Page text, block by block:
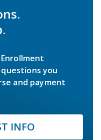
you
and payment
INFO